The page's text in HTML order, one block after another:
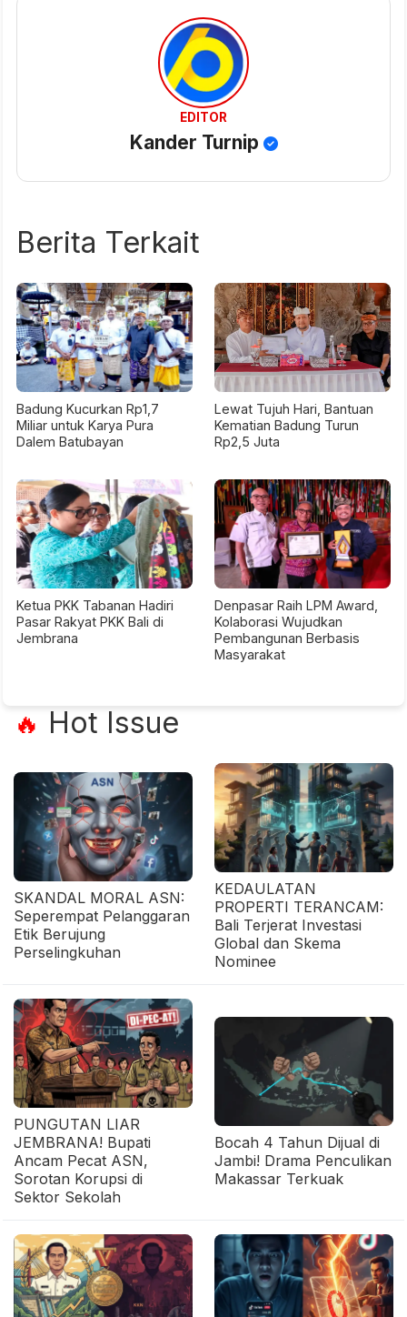
EDITOR
Kander Turnip
Berita Terkait
Badung Kucurkan Rp1,7
Miliar untuk Karya Pura
Dalem Batubayan
Lewat Tujuh Hari, Bantuan
Kematian Badung Turun
Rp2,5 Juta
Ketua PKK Tabanan Hadiri
Pasar Rakyat PKK Bali di
Jembrana
Denpasar Raih LPM Award,
Kolaborasi Wujudkan
Pembangunan Berbasis
Masyarakat
🔥 Hot Issue
SKANDAL MORAL ASN:
Seperempat Pelanggaran
Etik Berujung
Perselingkuhan
KEDAULATAN
PROPERTI TERANCAM:
Bali Terjerat Investasi
Global dan Skema
Nominee
PUNGUTAN LIAR
JEMBRANA! Bupati
Ancam Pecat ASN,
Sorotan Korupsi di
Sektor Sekolah
Bocah 4 Tahun Dijual di
Jambi! Drama Penculikan
Makassar Terkuak